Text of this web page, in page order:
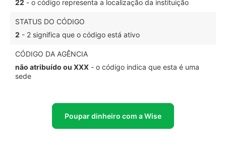
22 - o código representa a localização da instituição
STATUS DO CÓDIGO
2 - 2 significa que o código está ativo
CÓDIGO DA AGÊNCIA
não atribuído ou XXX - o código indica que esta é uma
sede
Poupar dinheiro com a Wise